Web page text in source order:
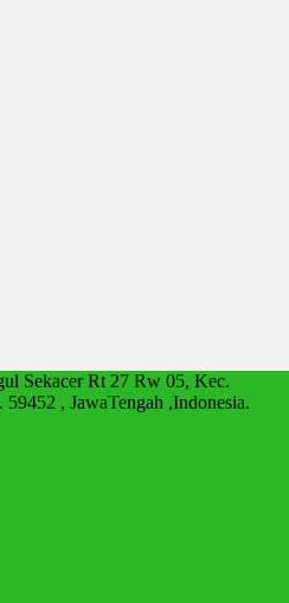
Sekacer Rt 27 Rw 05, Kec.
, JawaTengah ,Indonesia.